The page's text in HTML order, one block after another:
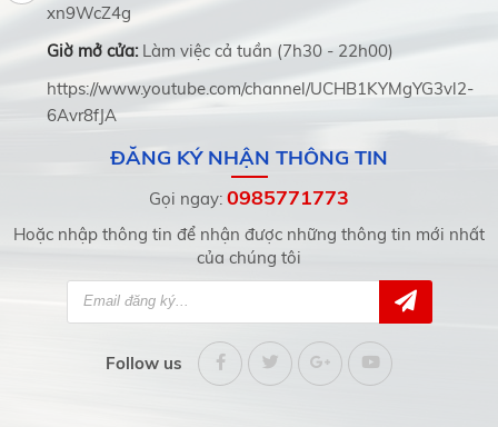
xn9WcZ4g
Giờ mở cửa: Làm việc cả tuần (7h30 - 22h00)
https://www.youtube.com/channel/UCHB1KYMgYG3vl2-
6Avr8fJA
ĐĂNG KÝ NHẬN THÔNG TIN
Gọi ngay: 0985771773
Hoặc nhập thông tin để nhận được những thông tin mới nhất
của chúng tôi
Follow us